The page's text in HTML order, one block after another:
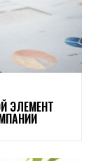
ЭЛЕМЕНТ